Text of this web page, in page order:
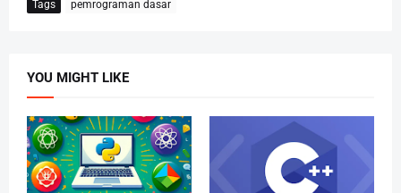
Tags pemrograman dasar
YOU MIGHT LIKE